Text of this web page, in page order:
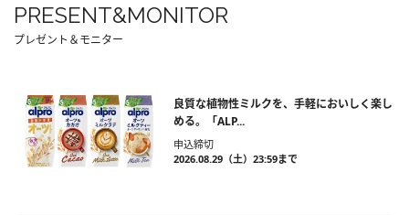
PRESENT&MONITOR
プレゼント＆モニター
良質な植物性ミルクを、手軽においしく楽し
める。「ALP...
申込締切
2026.08.29（土）23:59まで